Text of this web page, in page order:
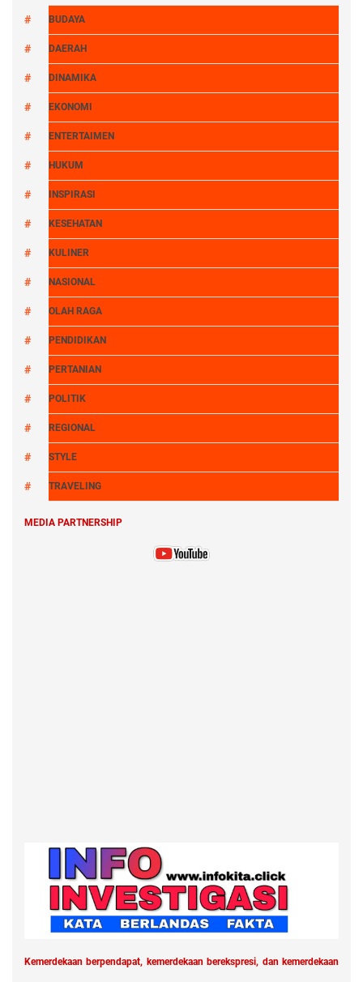
BUDAYA
DAERAH
DINAMIKA
EKONOMI
ENTERTAIMEN
HUKUM
INSPIRASI
KESEHATAN
KULINER
NASIONAL
OLAH RAGA
PENDIDIKAN
PERTANIAN
POLITIK
REGIONAL
STYLE
TRAVELING
MEDIA PARTNERSHIP
Kemerdekaan berpendapat, kemerdekaan berekspresi, dan kemerdekaan